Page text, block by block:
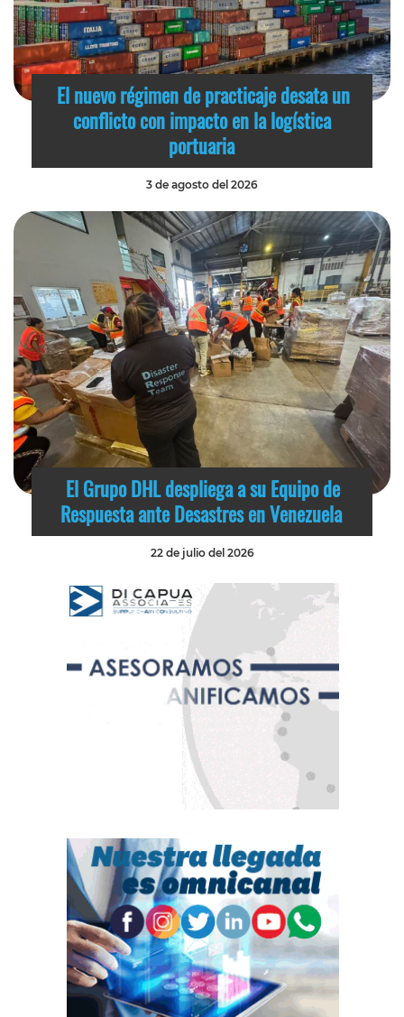
El nuevo régimen de practicaje desata un
conflicto con impacto en la logística
portuaria
3 de agosto del 2026
El Grupo DHL despliega a su Equipo de
Respuesta ante Desastres en Venezuela
22 de julio del 2026